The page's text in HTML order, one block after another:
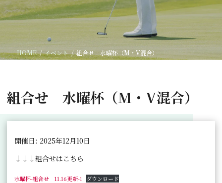
HOME イベント 組合せ 水曜杯（M・V混合）
組合せ 水曜杯（M・V混合）
開催日: 2025年12月10日
↓↓↓組合せはこちら
水曜杯-組合せ 11.16更新-1 ダウンロード